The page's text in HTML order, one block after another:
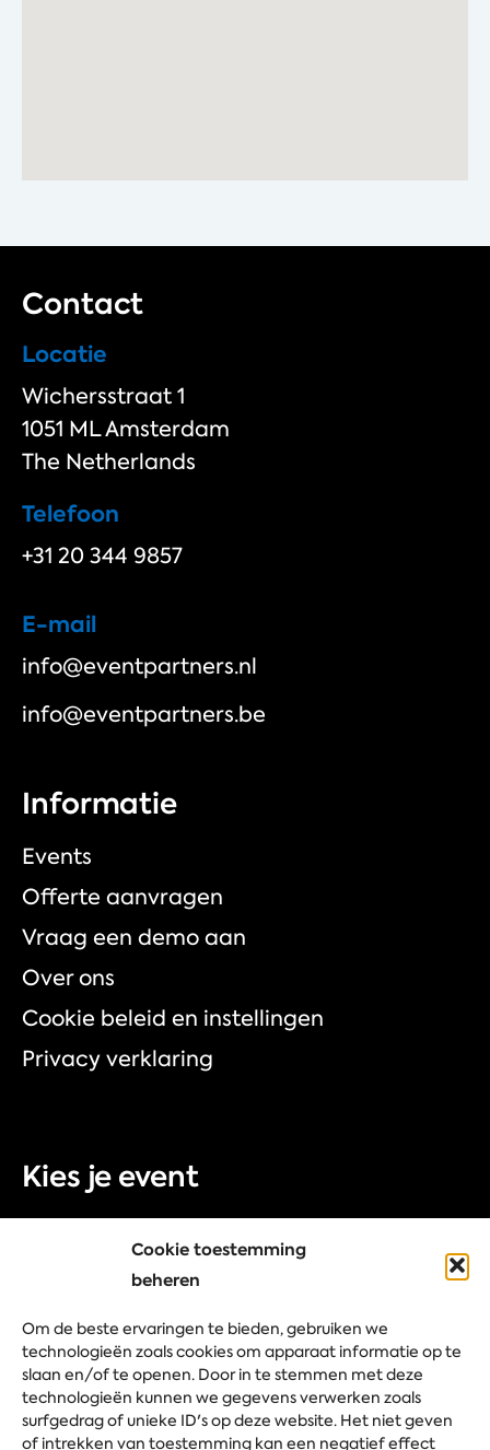
Cookie toestemming
beheren
Om de beste ervaringen te bieden, gebruiken we
technologieën zoals cookies om apparaat informatie op te
slaan en/of te openen. Door in te stemmen met deze
technologieën kunnen we gegevens verwerken zoals
surfgedrag of unieke ID's op deze website. Het niet geven
of intrekken van toestemming kan een negatief effect
Contact
Locatie
Wichersstraat 1
1051 ML Amsterdam
The Netherlands
Telefoon
+31 20 344 9857
E-mail
info@eventpartners.nl
info@eventpartners.be
Informatie
Events
Offerte aanvragen
Vraag een demo aan
Over ons
Cookie beleid en instellingen
Privacy verklaring
Kies je event
Festival